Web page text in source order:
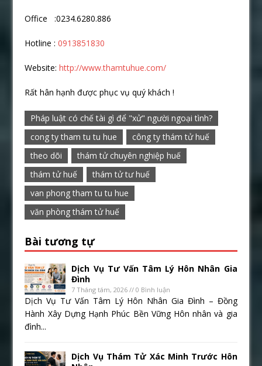
Office :0234.6280.886
Hotline :0913851830
Website:http://www.thamtuhue.com/
Rất hân hạnh được phục vụ quý khách !
Pháp luật có chế tài gì để "xử" người ngoại tình?
cong ty tham tu tu hue
công ty thám tử huế
theo dõi
thám tử chuyên nghiệp huế
thám tử huế
thám tử tư huế
van phong tham tu tu hue
văn phòng thám tử huế
Bài tương tự
Dịch Vụ Tư Vấn Tâm Lý Hôn Nhân Gia
Đình
7 Tháng tám, 2026 // 0 Bình luận
Dịch Vụ Tư Vấn Tâm Lý Hôn Nhân Gia Đình – Đồng
Hành Xây Dựng Hạnh Phúc Bền Vững Hôn nhân và gia
đình...
Dịch Vụ Thám Tử Xác Minh Trước Hôn